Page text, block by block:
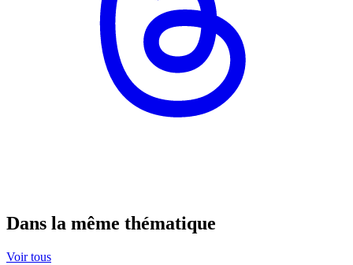
Dans la même thématique
Voir tous